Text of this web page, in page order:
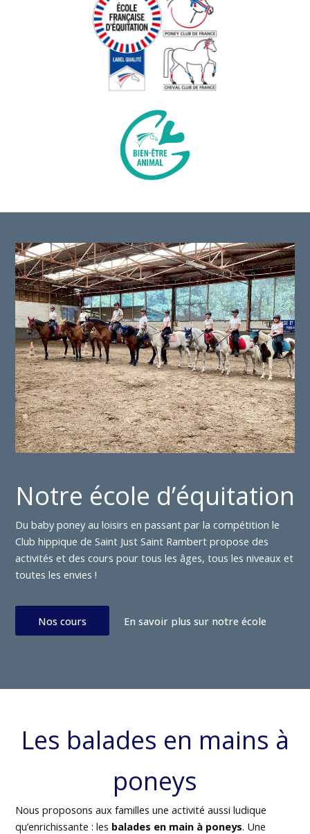
Notre école d’équitation
Du baby poney au loisirs en passant par la compétition le
Club hippique de Saint Just Saint Rambert propose des
activités et des cours pour tous les âges, tous les niveaux et
toutes les envies !
Nos cours En savoir plus sur notre école
Les balades en mains à
poneys
Nous proposons aux familles une activité aussi ludique
qu’enrichissante : les balades en main à poneys. Une